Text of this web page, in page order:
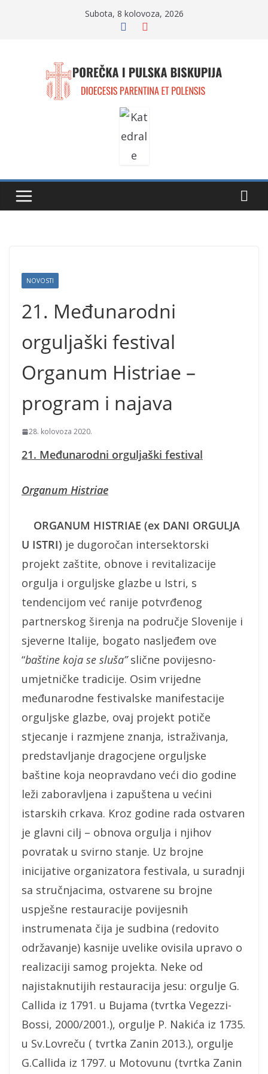
Subota, 8 kolovoza, 2026
NOVOSTI
21. Međunarodni
orguljaški festival
Organum Histriae –
program i najava
28. kolovoza 2020.
21. Međunarodni orguljaški festival
Organum Histriae
ORGANUM HISTRIAE (ex DANI ORGULJA
U ISTRI) je dugoročan intersektorski
projekt zaštite, obnove i revitalizacije
orgulja i orguljske glazbe u Istri, s
tendencijom već ranije potvrđenog
partnerskog širenja na područje Slovenije i
sjeverne Italije, bogato nasljeđem ove
“baštine koja se sluša”slične povijesno-
umjetničke tradicije. Osim vrijedne
međunarodne festivalske manifestacije
orguljske glazbe, ovaj projekt potiče
stjecanje i razmjene znanja, istraživanja,
predstavljanje dragocjene orguljske
baštine koja neopravdano veći dio godine
leži zaboravljena i zapuštena u većini
istarskih crkava. Kroz godine rada ostvaren
je glavni cilj – obnova orgulja i njihov
povratak u svirno stanje. Uz brojne
inicijative organizatora festivala, u suradnji
sa stručnjacima, ostvarene su brojne
uspješne restauracije povijesnih
instrumenata čija je sudbina (redovito
održavanje) kasnije uvelike ovisila upravo o
realizaciji samog projekta. Neke od
najistaknutijih restauracija jesu: orgulje G.
Callida iz 1791. u Bujama (tvrtka Vegezzi-
Bossi, 2000/2001.), orgulje P. Nakića iz 1735.
u Sv.Lovreču ( tvrtka Zanin 2013.), orgulje
G.Callida iz 1797. u Motovunu (tvrtka Zanin